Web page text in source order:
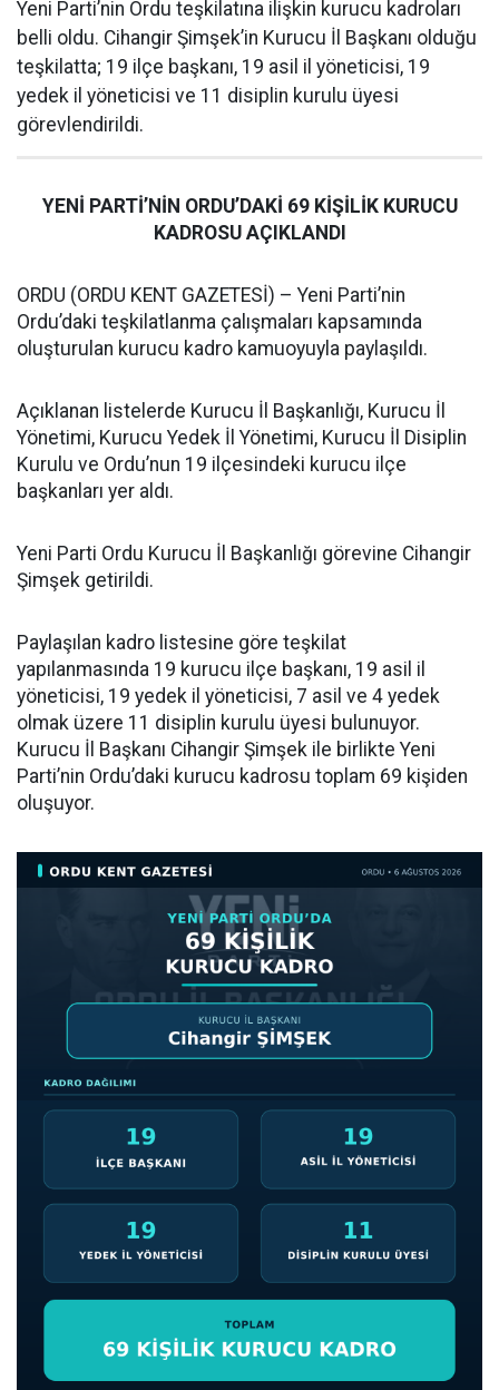
Yeni Parti’nin Ordu teşkilatına ilişkin kurucu kadroları
belli oldu. Cihangir Şimşek’in Kurucu İl Başkanı olduğu
teşkilatta; 19 ilçe başkanı, 19 asil il yöneticisi, 19
yedek il yöneticisi ve 11 disiplin kurulu üyesi
görevlendirildi.
YENİ PARTİ’NİN ORDU’DAKİ 69 KİŞİLİK KURUCU
KADROSU AÇIKLANDI
ORDU (ORDU KENT GAZETESİ) – Yeni Parti’nin
Ordu’daki teşkilatlanma çalışmaları kapsamında
oluşturulan kurucu kadro kamuoyuyla paylaşıldı.
Açıklanan listelerde Kurucu İl Başkanlığı, Kurucu İl
Yönetimi, Kurucu Yedek İl Yönetimi, Kurucu İl Disiplin
Kurulu ve Ordu’nun 19 ilçesindeki kurucu ilçe
başkanları yer aldı.
Yeni Parti Ordu Kurucu İl Başkanlığı görevine Cihangir
Şimşek getirildi.
Paylaşılan kadro listesine göre teşkilat
yapılanmasında 19 kurucu ilçe başkanı, 19 asil il
yöneticisi, 19 yedek il yöneticisi, 7 asil ve 4 yedek
olmak üzere 11 disiplin kurulu üyesi bulunuyor.
Kurucu İl Başkanı Cihangir Şimşek ile birlikte Yeni
Parti’nin Ordu’daki kurucu kadrosu toplam 69 kişiden
oluşuyor.